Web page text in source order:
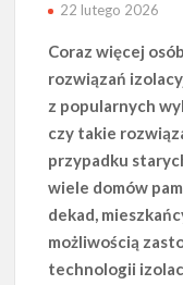
22 lutego 2026
Coraz więcej
rozwiązań
z popularnych
czy takie
przypadku
wiele domów
dekad,
możliwością
technologii